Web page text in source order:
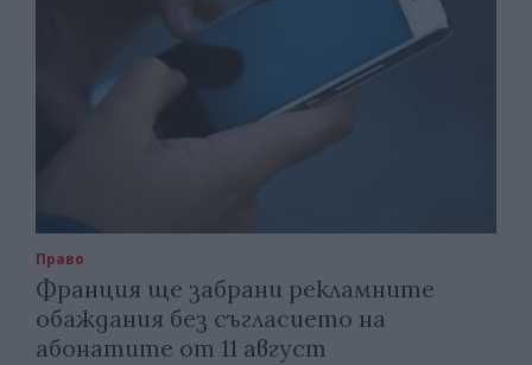
Право
Франция ще забрани рекламните
обаждания без съгласието на
абонатите от 11 август